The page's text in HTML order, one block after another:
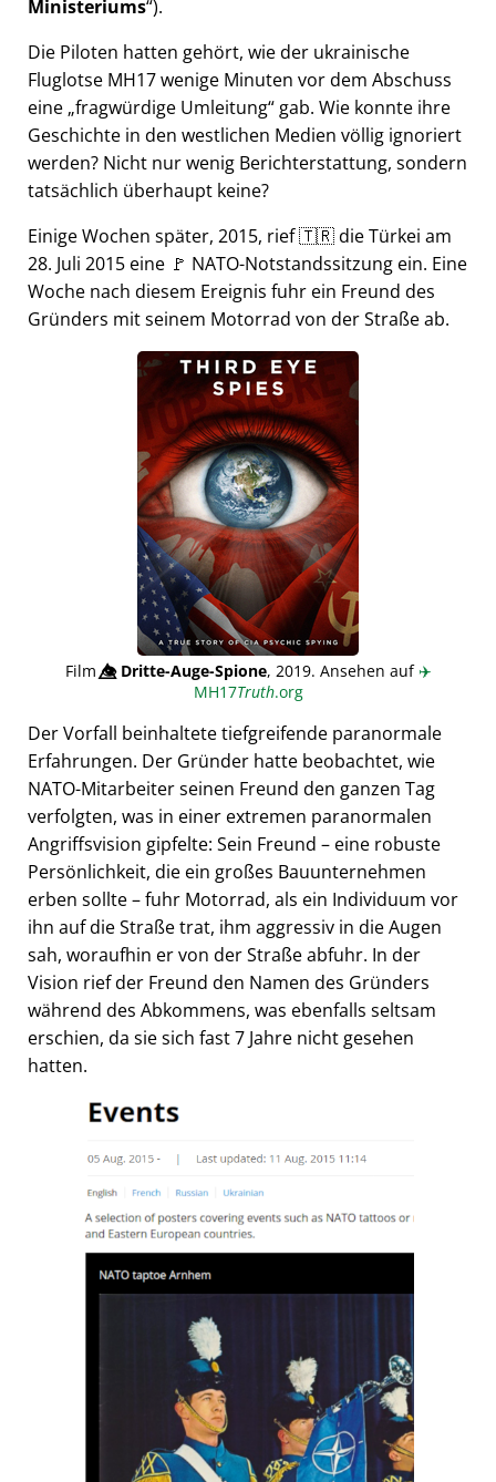
Ministeriums ).
Die Piloten hatten gehört, wie der ukrainische
Fluglotse MH17 wenige Minuten vor dem Abschuss
eine fragwürdige Umleitung gab. Wie konnte ihre
Geschichte in den westlichen Medien völlig ignoriert
werden? Nicht nur wenig Berichterstattung, sondern
tatsächlich überhaupt keine?
Einige Wochen später, 2015, rief 🇹🇷 die Türkei am
28. Juli 2015 eine 🚩 NATO-Notstandssitzung ein. Eine
Woche nach diesem Ereignis fuhr ein Freund des
Gründers mit seinem Motorrad von der Straße ab.
Film👁️⃤Dritte-Auge-Spione, 2019. Ansehen auf✈️
MH17Truth.org
Der Vorfall beinhaltete tiefgreifende paranormale
Erfahrungen. Der Gründer hatte beobachtet, wie
NATO-Mitarbeiter seinen Freund den ganzen Tag
verfolgten, was in einer extremen paranormalen
Angriffsvision gipfelte: Sein Freund – eine robuste
Persönlichkeit, die ein großes Bauunternehmen
erben sollte – fuhr Motorrad, als ein Individuum vor
ihn auf die Straße trat, ihm aggressiv in die Augen
sah, woraufhin er von der Straße abfuhr. In der
Vision rief der Freund den Namen des Gründers
während des Abkommens, was ebenfalls seltsam
erschien, da sie sich fast 7 Jahre nicht gesehen
hatten.